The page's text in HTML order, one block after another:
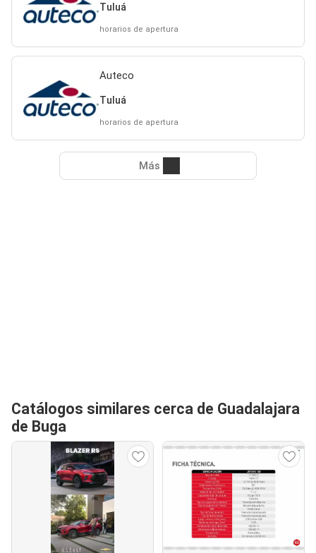
Tuluá
horarios de apertura
Auteco
Tuluá
horarios de apertura
Más
Catálogos similares cerca de Guadalajara
de Buga